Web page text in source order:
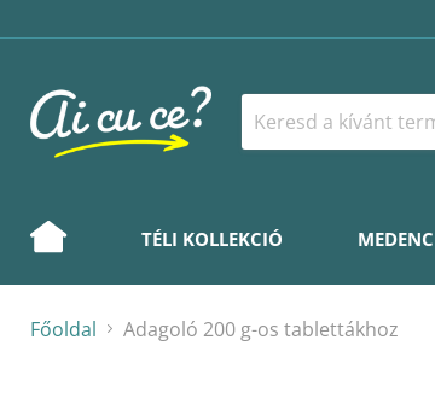
TÉLI KOLLEKCIÓ
Főoldal Adagoló 200 g-os tablettákhoz